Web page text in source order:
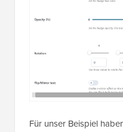
Für unser Beispiel